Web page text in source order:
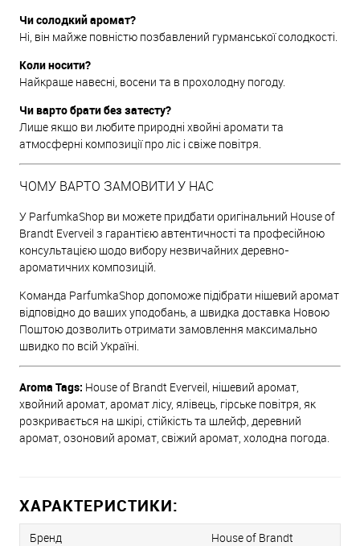
Чи солодкий аромат?
Ні, він майже повністю позбавлений гурманської солодкості.
Коли носити?
Найкраще навесні, восени та в прохолодну погоду.
Чи варто брати без затесту?
Лише якщо ви любите природні хвойні аромати та
атмосферні композиції про ліс і свіже повітря.
ЧОМУ ВАРТО ЗАМОВИТИ У НАС
У ParfumkaShop ви можете придбати оригінальний House of
Brandt Everveil з гарантією автентичності та професійною
консультацією щодо вибору незвичайних деревно-
ароматичних композицій.
Команда ParfumkaShop допоможе підібрати нішевий аромат
відповідно до ваших уподобань, а швидка доставка Новою
Поштою дозволить отримати замовлення максимально
швидко по всій Україні.
Aroma Tags: House of Brandt Everveil, нішевий аромат,
хвойний аромат, аромат лісу, ялівець, гірське повітря, як
розкривається на шкірі, стійкість та шлейф, деревний
аромат, озоновий аромат, свіжий аромат, холодна погода.
ХАРАКТЕРИСТИКИ:
Бренд
House of Brandt